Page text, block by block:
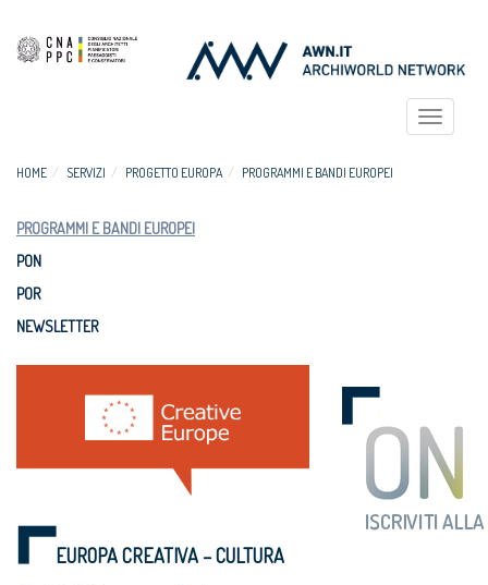
Toggle
HOME SERVIZI PROGETTO EUROPA PROGRAMMI E BANDI EUROPEI
PROGRAMMI E BANDI EUROPEI
PON
POR
NEWSLETTER
EUROPA CREATIVA – CULTURA